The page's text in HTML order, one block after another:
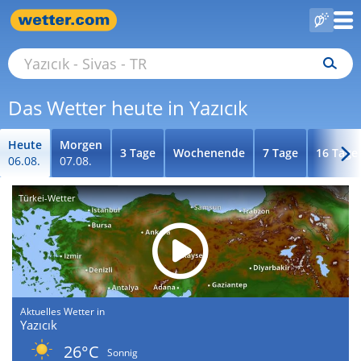
Das Wetter heute in Yazıcık
Heute
06.08.
Morgen
07.08.
3 Tage Wochenende 7 Tage 16 Tage
Türkei-Wetter
Aktuelles Wetter in
Yazıcık
26°C
Sonnig